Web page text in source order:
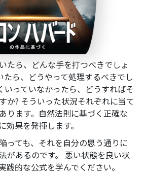
たら、どんな手を打つべきでしょ
たら、どうやって処理するべきでし
いっていなかったら、どうすればそ
か? そういった状況それぞれに当て
ります。自然法則に基づく正確な
効果を発揮します。
っても、それを自分の思う通りに
があるのです。 悪い状態を良い状
践的な公式を学んでください。